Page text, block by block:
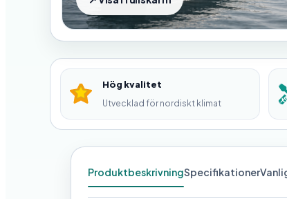
Hög kvalitet
Utvecklad för nordiskt klimat
ProduktbeskrivningSpecifikationer